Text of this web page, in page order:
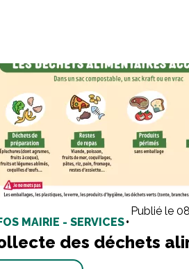
MAIRIE - SERVICES•
Publié le
des déchets